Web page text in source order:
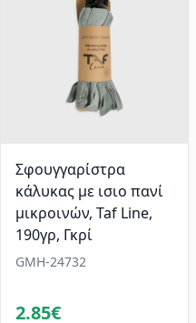
Σφουγγαρίστρα
κάλυκας με ισιο πανί
μικροινών, Taf Line,
190γρ, Γκρί
GMH-24732
2.85€